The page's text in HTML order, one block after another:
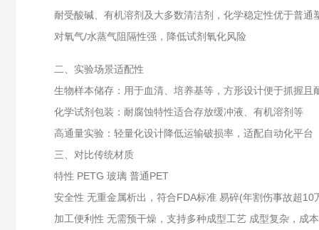
耐受酸碱、有机溶剂及大多数清洁剂，化学稳定性优于普通
对氧气/水蒸气阻隔性强，降低试剂氧化风险
二、实验场景适配性‌
生物样本储存‌：用于血清、培养基等，方形设计便于抓握且
化学试剂包装‌：耐腐蚀特性适合存放缓冲液、有机溶剂等
高通量实验‌：轻量化设计降低运输破损率，适配自动化平台
三、对比传统材质‌
特性‌ ‌PETG‌ ‌玻璃‌ ‌普通PET‌
安全性‌ 无重金属析出，符合FDA标准 易碎(年割伤事故超10
加工便利性‌ 无需预干燥，支持多种成型工艺 成型复杂，成